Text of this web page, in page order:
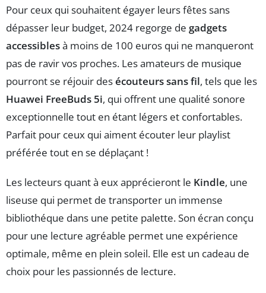
Pour ceux qui souhaitent égayer leurs fêtes sans
dépasser leur budget, 2024 regorge de gadgets
accessiblesà moins de 100 euros qui ne manqueront
pas de ravir vos proches. Les amateurs de musique
pourront se réjouir desécouteurs sans fil, tels que les
Huawei FreeBuds 5i, qui offrent une qualité sonore
exceptionnelle tout en étant légers et confortables.
Parfait pour ceux qui aiment écouter leur playlist
préférée tout en se déplaçant !
Les lecteurs quant à eux apprécieront le Kindle, une
liseuse qui permet de transporter un immense
bibliothéque dans une petite palette. Son écran conçu
pour une lecture agréable permet une expérience
optimale, même en plein soleil. Elle est un cadeau de
choix pour les passionnés de lecture.